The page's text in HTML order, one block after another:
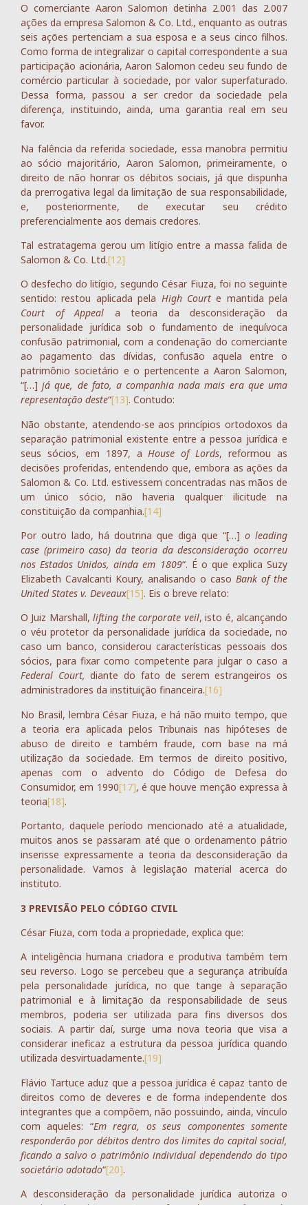
O comerciante Aaron Salomon detinha 2.001 das 2.007
ações da empresa Salomon & Co. Ltd., enquanto as outras
seis ações pertenciam a sua esposa e a seus cinco filhos.
Como forma de integralizar o capital correspondente a sua
participação acionária, Aaron Salomon cedeu seu fundo de
comércio particular à sociedade, por valor superfaturado.
Dessa forma, passou a ser credor da sociedade pela
diferença, instituindo, ainda, uma garantia real em seu
favor.
Na falência da referida sociedade, essa manobra permitiu
ao sócio majoritário, Aaron Salomon, primeiramente, o
direito de não honrar os débitos sociais, já que dispunha
da prerrogativa legal da limitação de sua responsabilidade,
e, posteriormente, de executar seu crédito
preferencialmente aos demais credores.
Tal estratagema gerou um litígio entre a massa falida de
Salomon & Co. Ltd.[12]
O desfecho do litígio, segundo César Fiuza, foi no seguinte
sentido: restou aplicada pela High Courte mantida pela
Court of Appeal a teoria da desconsideração da
personalidade jurídica sob o fundamento de inequívoca
confusão patrimonial, com a condenação do comerciante
ao pagamento das dívidas, confusão aquela entre o
patrimônio societário e o pertencente a Aaron Salomon,
“[…]já que, de fato, a companhia nada mais era que uma
representação deste“[13]. Contudo:
Não obstante, atendendo-se aos princípios ortodoxos da
separação patrimonial existente entre a pessoa jurídica e
seus sócios, em 1897, a House of Lords, reformou as
decisões proferidas, entendendo que, embora as ações da
Salomon & Co. Ltd. estivessem concentradas nas mãos de
um único sócio, não haveria qualquer ilicitude na
constituição da companhia.[14]
Por outro lado, há doutrina que diga que “[…] o leading
case (primeiro caso) da teoria da desconsideração ocorreu
nos Estados Unidos, ainda em 1809“. É o que explica Suzy
Elizabeth Cavalcanti Koury, analisando o caso Bank of the
United States v. Deveaux[15]. Eis o breve relato:
O Juiz Marshall,lifting the corporate veil, isto é, alcançando
o véu protetor da personalidade jurídica da sociedade, no
caso um banco, considerou características pessoais dos
sócios, para fixar como competente para julgar o caso a
Federal Court, diante do fato de serem estrangeiros os
administradores da instituição financeira.[16]
No Brasil, lembra César Fiuza, e há não muito tempo, que
a teoria era aplicada pelos Tribunais nas hipóteses de
abuso de direito e também fraude, com base na má
utilização da sociedade. Em termos de direito positivo,
apenas com o advento do Código de Defesa do
Consumidor, em 1990[17], é que houve menção expressa à
teoria[18].
Portanto, daquele período mencionado até a atualidade,
muitos anos se passaram até que o ordenamento pátrio
inserisse expressamente a teoria da desconsideração da
personalidade. Vamos à legislação material acerca do
instituto.
3 PREVISÃO PELO CÓDIGO CIVIL
César Fiuza, com toda a propriedade, explica que:
A inteligência humana criadora e produtiva também tem
seu reverso. Logo se percebeu que a segurança atribuída
pela personalidade jurídica, no que tange à separação
patrimonial e à limitação da responsabilidade de seus
membros, poderia ser utilizada para fins diversos dos
sociais. A partir daí, surge uma nova teoria que visa a
considerar ineficaz a estrutura da pessoa jurídica quando
utilizada desvirtuadamente.[19]
Flávio Tartuce aduz que a pessoa jurídica é capaz tanto de
direitos como de deveres e de forma independente dos
integrantes que a compõem, não possuindo, ainda, vínculo
com aqueles: “Em regra, os seus componentes somente
responderão por débitos dentro dos limites do capital social,
ficando a salvo o patrimônio individual dependendo do tipo
societário adotado“[20].
A desconsideração da personalidade jurídica autoriza o